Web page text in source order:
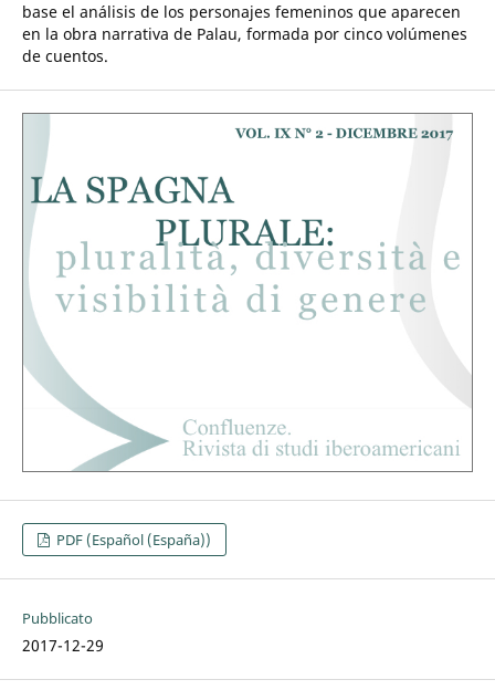
base el análisis de los personajes femeninos que aparecen
en la obra narrativa de Palau, formada por cinco volúmenes
de cuentos.
PDF (Español (España))
Pubblicato
2017-12-29